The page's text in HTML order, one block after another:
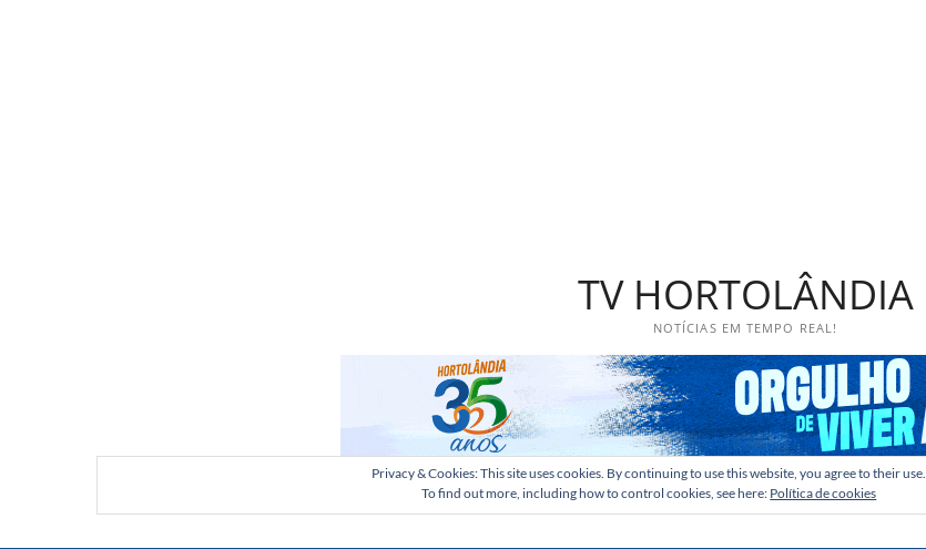
TV HORTOLÂNDIA
NOTÍCIAS EM TEMPO REAL!
Privacy & Cookies: This site uses cookies. By continuing to use this website, you agree to their use.
To find out more, including how to control cookies, see here: Política de cookies